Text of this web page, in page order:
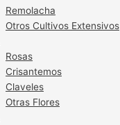
Remolacha
Otros Cultivos Extensivos
Rosas
Crisantemos
Claveles
Otras Flores